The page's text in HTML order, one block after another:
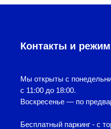
Контакты и
Мы открыты с
с 11:00 до 18:00.
Воскресенье — по
Бесплатный паркинг - с